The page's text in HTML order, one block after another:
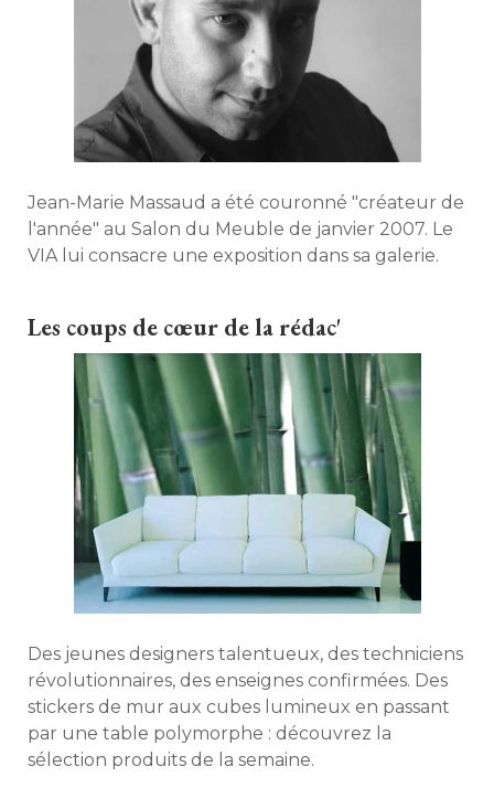
Jean-Marie Massaud a été couronné "créateur de
l'année" au Salon du Meuble de janvier 2007. Le
VIA lui consacre une exposition dans sa galerie.
Les coups de cœur de la rédac'
Des jeunes designers talentueux, des techniciens
révolutionnaires, des enseignes confirmées. Des
stickers de mur aux cubes lumineux en passant
par une table polymorphe : découvrez la
sélection produits de la semaine.